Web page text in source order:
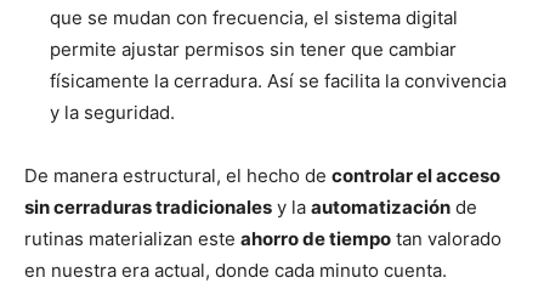
que se mudan con frecuencia, el sistema digital
permite ajustar permisos sin tener que cambiar
físicamente la cerradura. Así se facilita la convivencia
y la seguridad.
De manera estructural, el hecho de controlar el acceso
sin cerraduras tradicionales y la automatización de
rutinas materializan este ahorro de tiempo tan valorado
en nuestra era actual, donde cada minuto cuenta.